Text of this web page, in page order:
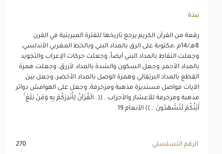
نبذة
رقعة من القرآن الكريم يرجع تاريخها للفترة الميرينية في القرن
8هـ/14م ،مكتوبة على الرق بالمداد البني وبالخط المغربي الأندلسي،
وجعلت النقاط بالمداد البني أيضاً، وجعلت حركات الإعراب والتجويد
بالمداد الأحمر، وجعل السكون والشدة بالمداد لأزرق، وجعلت همزة
القطع بالمداد البرتقالي وهمزة الوصل بالمداد الأخضر، وجعل بين
الآيات فواصل مستديرة مذهبة ومزخرفة، وجعل على الهوامش دوائر
مذهبة ومزخرفة للأعشار والأحزاب . ((..الْقُرْآنُ لِأُنْذِرَكُمْ بِهِ وَمَنْ بَلَغَ ۚ
أَئِنَّكُمْ لَتَشْهَدُونَ ..)) الأنعام 19
270 الرقم التسلسلي